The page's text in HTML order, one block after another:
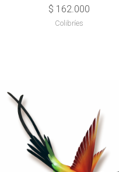
$ 162.000
Colibríes